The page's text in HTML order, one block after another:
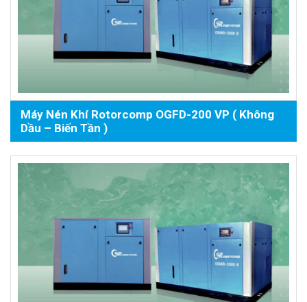
Máy Nén Khí Rotorcomp OGFD-200 VP ( Không
Dầu – Biến Tần )